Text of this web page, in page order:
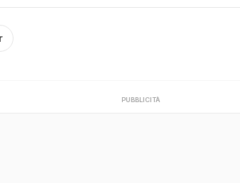
PUBBLICITÀ